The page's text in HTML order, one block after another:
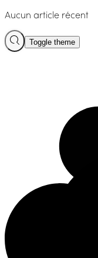
Aucun article récent
Toggle theme